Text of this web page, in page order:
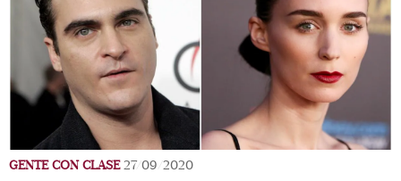
GENTE CON CLASE 27/09/2020